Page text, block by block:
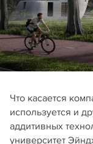
Что касается
используется и
аддитивных
университет